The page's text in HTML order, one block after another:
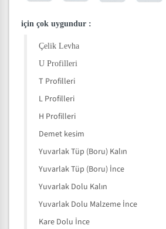
için çok uygundur :
Çelik Levha
U Profilleri
T Profilleri
L Profilleri
H Profilleri
Demet kesim
Yuvarlak Tüp (Boru) Kalın
Yuvarlak Tüp (Boru) İnce
Yuvarlak Dolu Kalın
Yuvarlak Dolu Malzeme İnce
Kare Dolu İnce